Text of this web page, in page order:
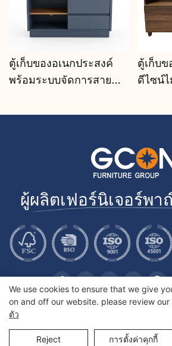
ตู้เก็บของอเนกประสงค์
พร้อมระบบจัดการสาย
ตู้เก็บ
ดีไซน์ไ
ผู้ผลิตเฟอร์นิเจอร์พ
ลิขสิทธิ์© 2025 GCON Furniture Group
We use cookies to ensure that we give
on and off our website. please review our
ตัว
Reject การตั้งค่าคุกกี้